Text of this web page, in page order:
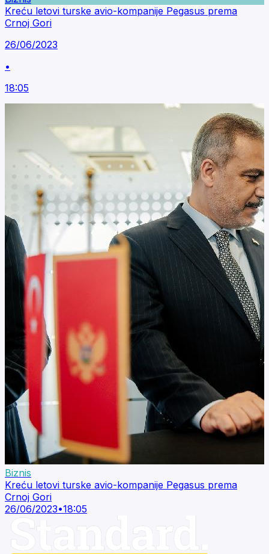
Kreću letovi turske avio-kompanije Pegasus prema
Crnoj Gori
26/06/2023
•
18:05
Biznis
Kreću letovi turske avio-kompanije Pegasus prema
Crnoj Gori
26/06/2023•18:05